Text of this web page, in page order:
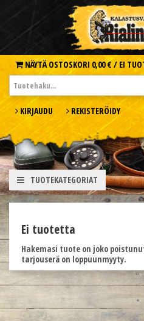
NÄYTÄ OSTOSKORI 0,00 € / EI
KIRJAUDU REKISTERÖIDY
TUOTEKATEGORIAT
Ei tuotetta
Hakemasi tuote on joko
tarjouserä on loppuunmyyty.